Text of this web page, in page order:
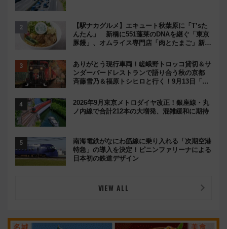
【駅ナカグルメ】エキュート秋葉原に「T’sた
んたん」 新橋に551蓬莱のDNAを継ぐ「東京
豚饅」、オムライス専門店「肉とたまご」新グ
ありがとう現行車両！嵯峨野トロッコ貸切＆サ
ンダーバードレストランで語り合う秋の京都
斉藤雪乃＆福原トシヒロと行く！9月13日「京
2026年9月東京メトロダイヤ改正！銀座線・丸
ノ内線で合計212本の大増発、混雑緩和に期待
南海電鉄がなにわ筋線に乗り入れる「次期空港
特急」の導入を決定！ピニンファリーナによる
日本初の鉄道デザイン
VIEW ALL